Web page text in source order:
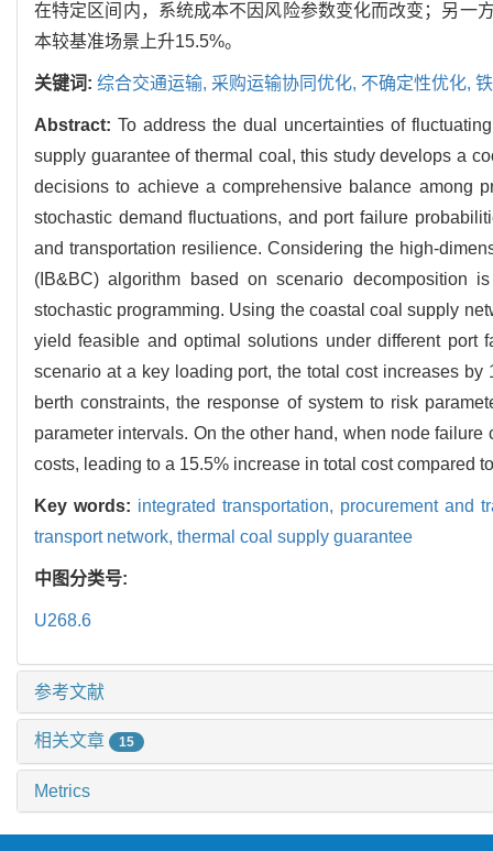
在特定区间内，系统成本不因风险参数变化而改变；另一
本较基准场景上升15.5%。
关键词: 综合交通运输, 采购运输协同优化, 不确定性优化,
Abstract: To address the dual uncertainties of
supply guarantee of thermal coal, this study develops a
decisions to achieve a comprehensive balance among
stochastic demand fluctuations, and port failure
and transportation resilience. Considering the high-
(IB&BC) algorithm based on scenario decomposition
stochastic programming. Using the coastal coal supply
yield feasible and optimal solutions under different port
scenario at a key loading port, the total cost increases
berth constraints, the response of system to risk
parameter intervals. On the other hand, when node
costs, leading to a 15.5% increase in total cost compared
Key words: integrated transportation, procurement and
transport network, thermal coal supply guarantee
中图分类号:
U268.6
参考文献
相关文章 15
Metrics